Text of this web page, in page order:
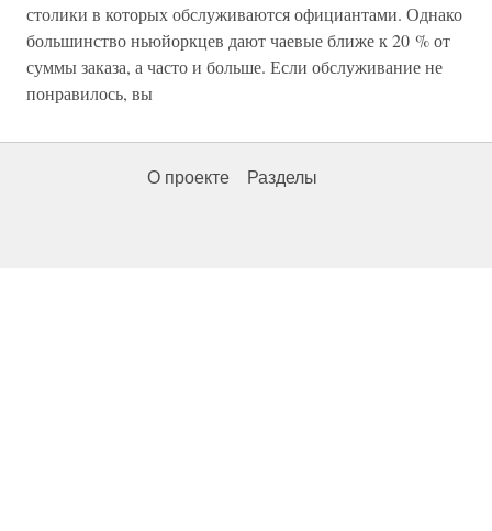
столики в которых обслуживаются официантами. Однако
большинство ньюйоркцев дают чаевые ближе к 20 % от
суммы заказа, а часто и больше. Если обслуживание не
понравилось, вы
О проекте Разделы